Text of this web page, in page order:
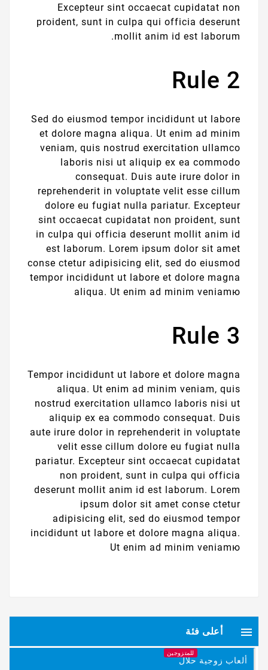
Excepteur sint occaecat cupidatat non
proident, sunt in culpa qui officia deserunt
mollit anim id est laborum.
Rule 2
Sed do eiusmod tempor incididunt ut labore
et dolore magna aliqua. Ut enim ad minim
veniam, quis nostrud exercitation ullamco
laboris nisi ut aliquip ex ea commodo
consequat. Duis aute irure dolor in
reprehenderit in voluptate velit esse cillum
dolore eu fugiat nulla pariatur. Excepteur
sint occaecat cupidatat non proident, sunt
in culpa qui officia deserunt mollit anim id
est laborum. Lorem ipsum dolor sit amet
conse ctetur adipisicing elit, sed do eiusmod
tempor incididunt ut labore et dolore magna
aliqua. Ut enim ad minim veniamю
Rule 3
Tempor incididunt ut labore et dolore magna
aliqua. Ut enim ad minim veniam, quis
nostrud exercitation ullamco laboris nisi ut
aliquip ex ea commodo consequat. Duis
aute irure dolor in reprehenderit in voluptate
velit esse cillum dolore eu fugiat nulla
pariatur. Excepteur sint occaecat cupidatat
non proident, sunt in culpa qui officia
deserunt mollit anim id est laborum. Lorem
ipsum dolor sit amet conse ctetur
adipisicing elit, sed do eiusmod tempor
incididunt ut labore et dolore magna aliqua.
Ut enim ad minim veniamю
أعلى فئة 
ألعاب زوجية حلال
للمتزوجين